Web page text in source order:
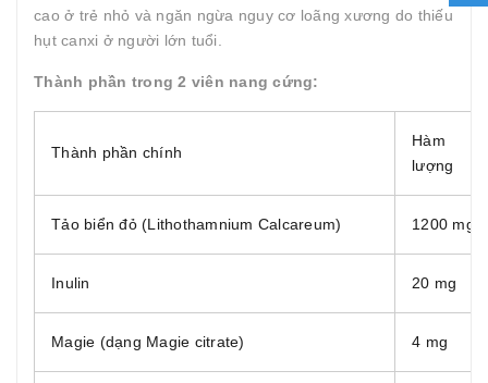
cao ở trẻ nhỏ và ngăn ngừa nguy cơ loãng xương do thiếu
hụt canxi ở người lớn tuổi.
Thành phần trong 2 viên nang cứng:
Thành phần chính
Hàm
lượng
Tảo biển đỏ (Lithothamnium Calcareum) 1200 mg
Inulin 20 mg
Magie (dạng Magie citrate) 4 mg